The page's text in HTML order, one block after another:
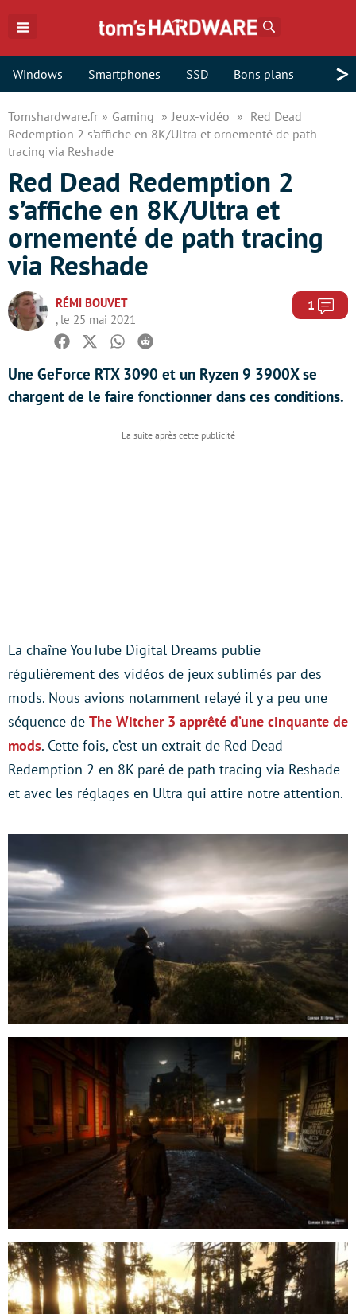
Windows Smartphones SSD Bons plans >
Tomshardware.fr Gaming Jeux-vidéo
Red Dead
Redemption 2 s’affiche en 8K/Ultra et ornementé de path
tracing via Reshade
Red Dead Redemption 2
s’affiche en 8K/Ultra et
ornementé de path tracing
via Reshade
RÉMI BOUVET
, le 25 mai 2021
1
Facebook
TwitterWhatsapp
Reddit
Une GeForce RTX 3090 et un Ryzen 9 3900X se
chargent de le faire fonctionner dans ces conditions.
La chaîne YouTube Digital Dreams publie
régulièrement des vidéos de jeux sublimés par des
mods. Nous avions notamment relayé il y a peu une
séquence de The Witcher 3 apprêté d’une cinquante de
mods. Cette fois, c’est un extrait de Red Dead
Redemption 2 en 8K paré de path tracing via Reshade
et avec les réglages en Ultra qui attire notre attention.